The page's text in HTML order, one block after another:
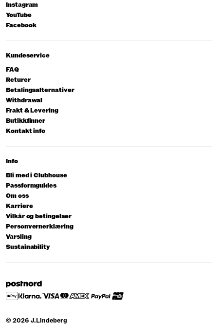
Instagram
YouTube
Facebook
Kundeservice
FAQ
Returer
Betalingsalternativer
Withdrawal
Frakt & Levering
Butikkfinner
Kontakt info
Info
Bli med i Clubhouse
Passformguides
Om oss
Karriere
Vilkår og betingelser
Personvernerklæring
Varsling
Sustainability
© 2026 J.Lindeberg